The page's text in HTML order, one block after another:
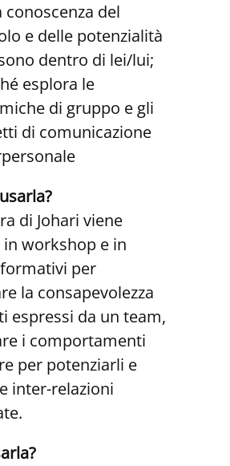
conoscenza del
e delle potenzialità
dentro di lei/lui;
esplora le
di gruppo e gli
di comunicazione
di Johari viene
in workshop e in
per
la consapevolezza
espressi da un team,
i comportamenti
per potenziarli e
inter-relazioni